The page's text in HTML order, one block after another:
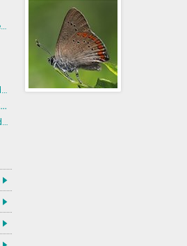
Wielkoskrzydłe (Megaloptera)
Motyle: Rusałkowate (Lepidoptera, Nymphalidae)
Motyle Rhopalocera, pozostałe
Ćmy: Lepidoptera, Noctuoidea